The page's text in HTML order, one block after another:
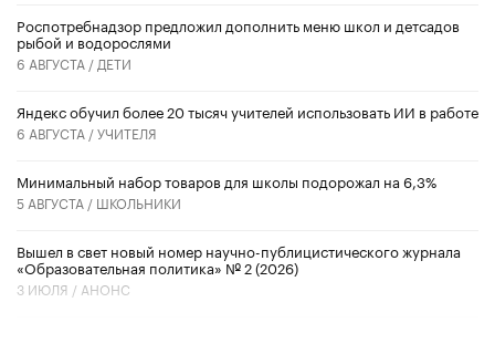
Роспотребнадзор предложил дополнить меню школ и детсадов
рыбой и водорослями
6 АВГУСТА / ДЕТИ
​Яндекс обучил более 20 тысяч учителей использовать ИИ в работе
6 АВГУСТА /УЧИТЕЛЯ
Минимальный набор товаров для школы подорожал на 6,3%
5 АВГУСТА / ШКОЛЬНИКИ
Вышел в свет новый номер научно-публицистического журнала
«Образовательная политика» № 2 (2026)
3 ИЮЛЯ / АНОНС